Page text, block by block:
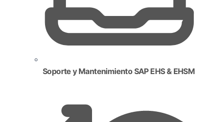
Soporte y Mantenimiento SAP EHS & EHSM